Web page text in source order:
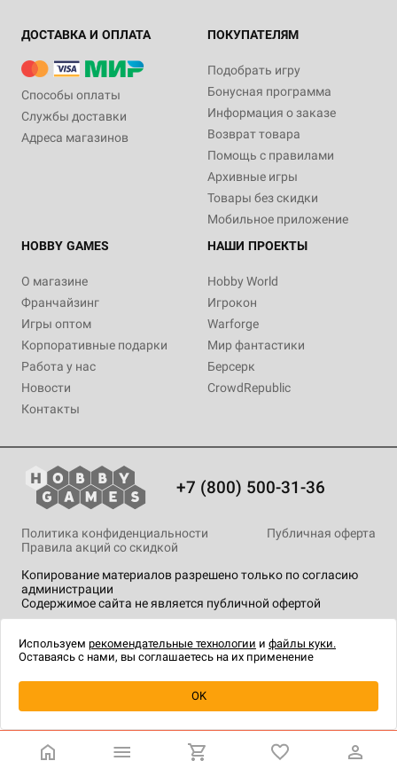
Уведомить о наличии
ДОСТАВКА И ОПЛАТА
Способы оплаты
Службы доставки
Адреса магазинов
ПОКУПАТЕЛЯМ
Подобрать игру
Бонусная программа
Информация о заказе
Возврат товара
Помощь с правилами
Архивные игры
Товары без скидки
Мобильное приложение
HOBBY GAMES
О магазине
Франчайзинг
Игры оптом
Корпоративные подарки
Работа у нас
Новости
Контакты
НАШИ ПРОЕКТЫ
Hobby World
Игрокон
Warforge
Мир фантастики
Берсерк
CrowdRepublic
+7 (800) 500-31-36
Копирование материалов разрешено только по согласию
администрации
Содержимое сайта не является публичной офертой
Политика конфиденциальности
Публичная оферта
Правила акций со скидкой
технологии.
Используем рекомендательные технологии и файлы куки.
Оставаясь с нами, вы соглашаетесь на их применение
OK